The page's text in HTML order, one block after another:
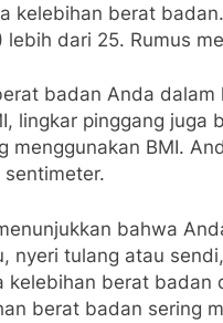
kelebihan berat
lebih dari 25. Rumus
badan Anda
lingkar pinggang
menggunakan BMI.
bahwa
nyeri tulang atau
kelebihan berat
berat badan sering